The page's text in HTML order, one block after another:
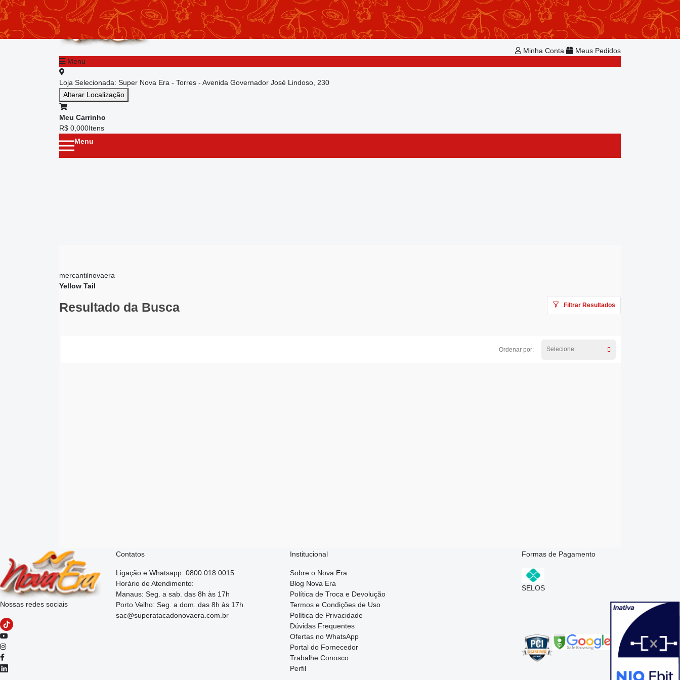
Repetir Pedido
Minha Conta
Bem-vindo!Já é cadastrado?
Minha Conta
Meus Pedidos
Menu
Loja Selecionada: Super Nova Era - Torres - Avenida Governador José Lindoso, 230
Alterar Localização
Meu Carrinho
R$ 0,000Itens
Menu
Menu principal
mercantilnovaera
Yellow Tail
Resultado da Busca Filtrar Resultados
Ordenar por: Selecione:
Nossas redes sociais
Contatos
Ligação e Whatsapp: 0800 018 0015
Horário de Atendimento:
Manaus: Seg. a sab. das 8h às 17h
Porto Velho: Seg. a dom. das 8h às 17h
sac@superatacadonovaera.com.br
Institucional
Sobre o Nova Era
Blog Nova Era
Política de Troca e Devolução
Termos e Condições de Uso
Política de Privacidade
Dúvidas Frequentes
Ofertas no WhatsApp
Portal do Fornecedor
Trabalhe Conosco
Perfil
Formas de Pagamento
SELOS